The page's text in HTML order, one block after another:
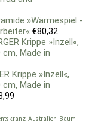
»Wärmespiel -
€80,32
Krippe »Inzell«,
Made in
Australien Baum